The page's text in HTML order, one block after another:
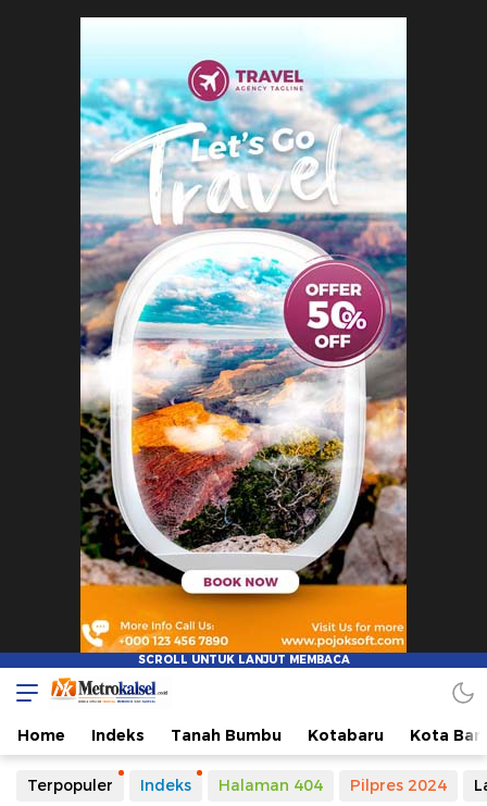
Metro Kalsel
Media Online Terkini, Faktual dan Mendidik
Home Indeks Tanah Bumbu Kotabaru Kota
Terpopuler Indeks Halaman 404 Pilpres 2024